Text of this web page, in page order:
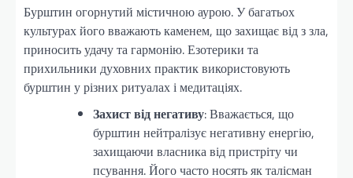
Бурштин огорнутий містичною аурою. У багатьох
культурах його вважають каменем, що захищає від з зла,
приносить удачу та гармонію. Езотерики та
прихильники духовних практик використовують
бурштин у різних ритуалах і медитаціях.
Захист від негативу: Вважається, що
бурштин нейтралізує негативну енергію,
захищаючи власника від пристріту чи
псування. Його часто носять як талісман